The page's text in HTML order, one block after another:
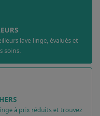
lave-linge, évalués et
soins.
à prix réduits et trouvez